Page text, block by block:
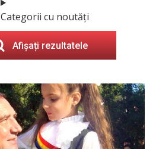
Categorii cu noutăți
Afișați rezultatele